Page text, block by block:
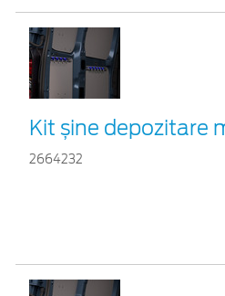
Kit șine depozitare
2664232